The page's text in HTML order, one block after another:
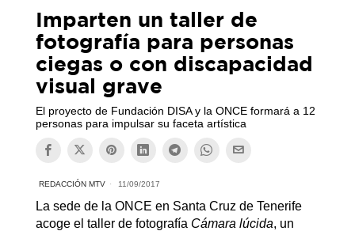
Imparten un taller de
fotografía para personas
ciegas o con discapacidad
visual grave
El proyecto de Fundación DISA y la ONCE formará a 12
personas para impulsar su faceta artística
REDACCIÓN MTV 11/09/2017
La sede de la ONCE en Santa Cruz de Tenerife
acoge el taller de fotografía Cámara lúcida, un